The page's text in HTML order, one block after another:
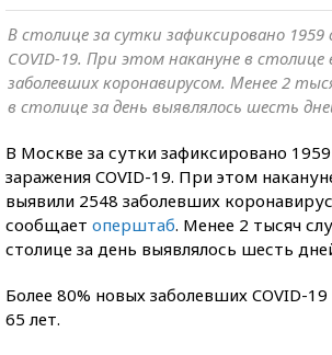
В столице за сутки зафиксировано 1959
COVID-19. При этом накануне в столице
заболевших коронавирусом. Менее 2
в столице за день выявлялось шесть
В Москве за сутки зафиксировано 1959
заражения COVID-19. При этом
выявили 2548 заболевших
сообщает оперштаб. Менее 2 тысяч
столице за день выявлялось шесть
Более 80% новых заболевших COVID-
65 лет.